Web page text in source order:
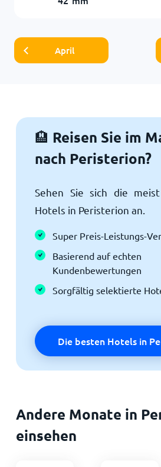
April
🏨 Reisen Sie im
nach Peristerion?
Sehen Sie sich die
Hotels in Peristerion an.
Super Preis-Leistungs-
Basierend auf echten
Kundenbewertungen
Sorgfältig selektierte
Die besten Hotels in
Andere Monate in
einsehen